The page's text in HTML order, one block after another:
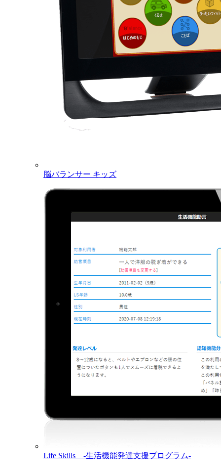
脳バランサー キッズ
Life Skills -生活機能発達支援プログラム-